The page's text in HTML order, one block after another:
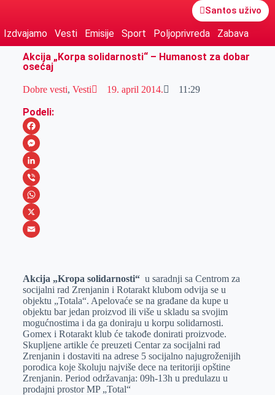
Santos uživo
Izdvajamo Vesti Emisije Sport Poljoprivreda
Zabava
Akcija „Korpa solidarnosti“ – Humanost za dobar
osećaj
Dobre vesti, Vesti 19. april 2014. 11:29
Podeli:
F
a
c
e
b
o
M
e
s
s
e
e
r
L
i
n
k
I
n
V
i
b
W
h
s
A
p
p
X
a
i
l
Akcija „Kropa solidarnosti“ u saradnji sa Centrom za
socijalni rad Zrenjanin i Rotarakt klubom odvija se u
objektu „Totala“. Apelovaće se na građane da kupe u
objektu bar jedan proizvod ili više u skladu sa svojim
mogućnostima i da ga doniraju u korpu solidarnosti.
Gomex i Rotarakt klub će takođe donirati proizvode.
Skupljene artikle će preuzeti Centar za socijalni rad
Zrenjanin i dostaviti na adrese 5 socijalno najugroženijih
porodica koje školuju najviše dece na teritoriji opštine
Zrenjanin. Period održavanja: 09h-13h u predulazu u
prodajni prostor MP „Total“